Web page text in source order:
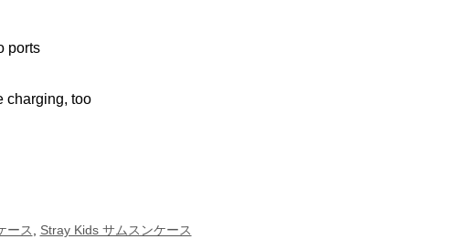
ports
charging, too
ース Stray Kids サムスンケース